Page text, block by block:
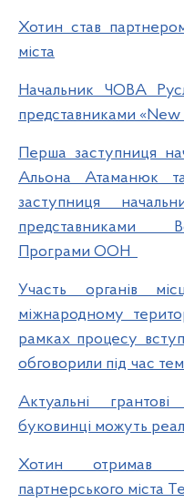
Хотин став
міста
Начальник ЧОВА
представниками
Перша заступниця
Альона Атаманюк
заступниця
представниками
Програми ООН
Участь органів
міжнародному
рамках процесу
обговорили під час
Актуальні
буковинці можуть
Хотин отримав
партнерського міста